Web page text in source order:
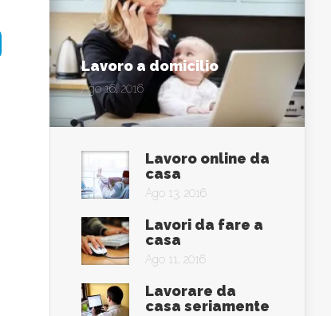
Lavoro a domicilio
Ago 16, 2016
Lavoro online da
casa
Ago 13, 2016
Lavori da fare a
casa
Ago 11, 2016
Lavorare da
casa seriamente